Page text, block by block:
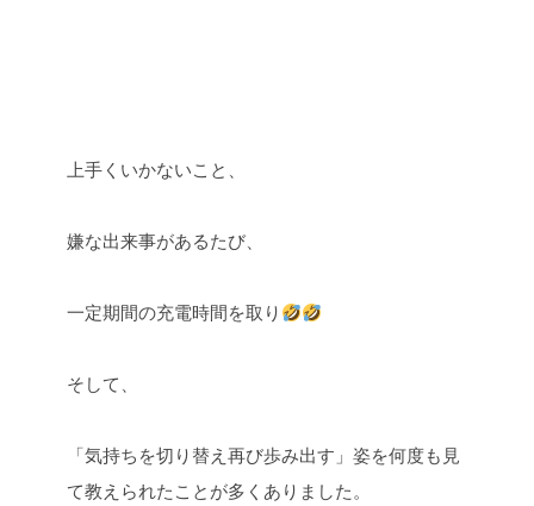
上手くいかないこと、
嫌な出来事があるたび、
一定期間の充電時間を取り
そして、
「気持ちを切り替え再び歩み出す」姿を何度も見
て教えられたことが多くありました。